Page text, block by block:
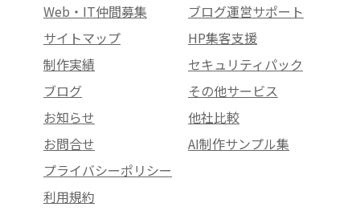
Web・IT仲間募集
サイトマップ
制作実績
ブログ
お知らせ
お問合せ
プライバシーポリシー
利用規約
ブログ運営サポート
HP集客支援
セキュリティパック
その他サービス
他社比較
AI制作サンプル集